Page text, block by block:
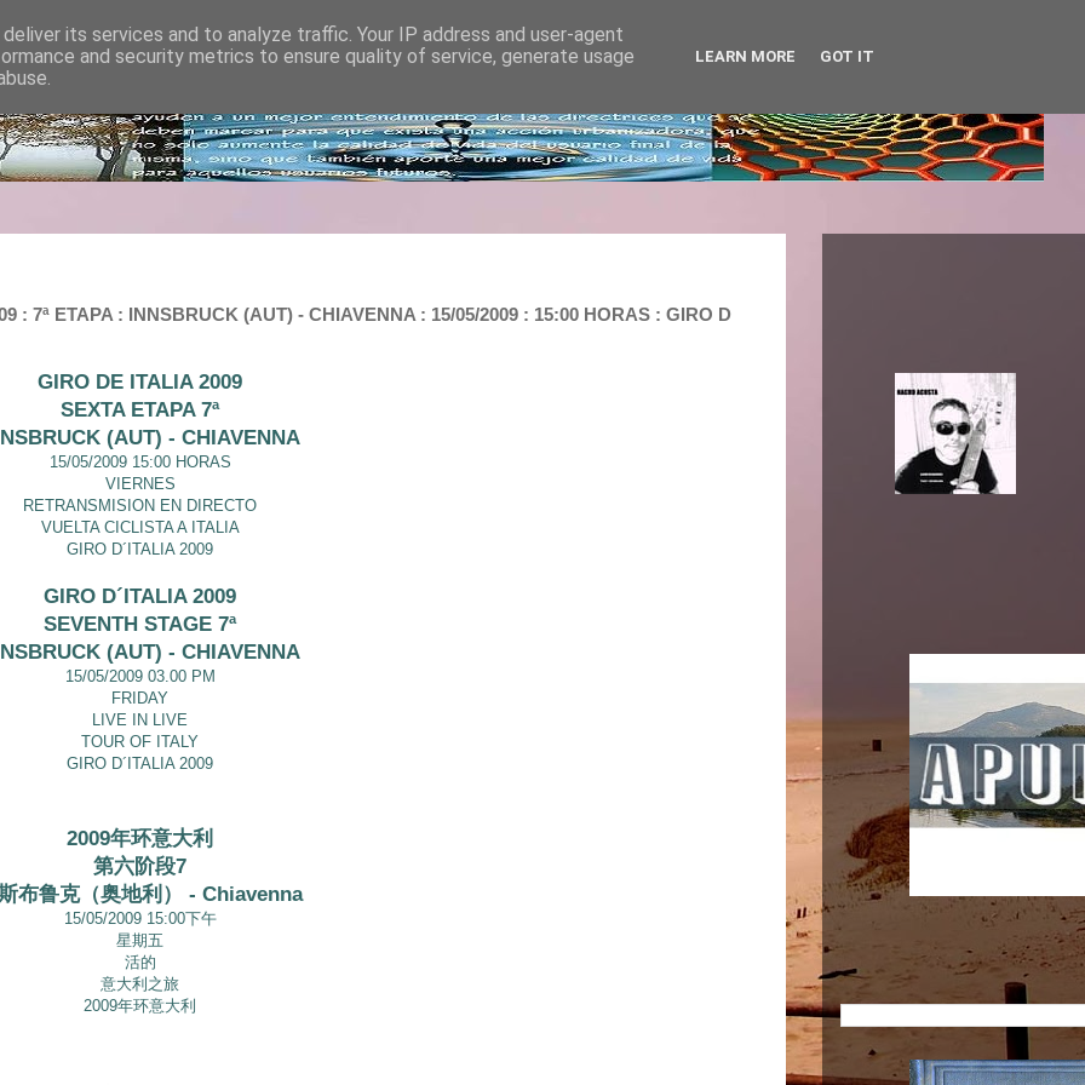
: 7ª ETAPA : INNSBRUCK (AUT) - CHIAVENNA : 15/05/2009 : 15:00 HORAS : GIRO D
GIRO DE ITALIA 2009
SEXTA ETAPA 7ª
(AUT) - CHIAVENNA
15/05/2009 15:00 HORAS
VIERNES
RETRANSMISION EN DIRECTO
VUELTA CICLISTA A ITALIA
GIRO D´ITALIA 2009
GIRO D´ITALIA 2009
SEVENTH STAGE 7ª
(AUT) - CHIAVENNA
15/05/2009 03.00 PM
FRIDAY
LIVE IN LIVE
TOUR OF ITALY
GIRO D´ITALIA 2009
2009年环意大利
第六阶段7
布鲁克（奥地利） - Chiavenna
15/05/2009 15:00下午
星期五
活的
意大利之旅
2009年环意大利
its services and to analyze traffic. Your IP address and user-agent
and security metrics to ensure quality of service, generate usage
LEARN MORE GOT IT